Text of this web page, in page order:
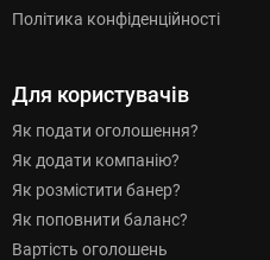
Політика конфіденційності
Для користувачів
Як подати оголошення?
Як додати компанію?
Як розмістити банер?
Як поповнити баланс?
Вартість оголошень